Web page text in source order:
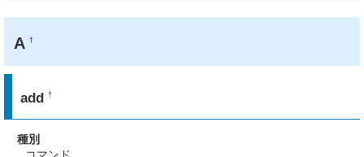
A†
add†
種別
コマンド